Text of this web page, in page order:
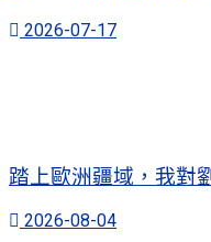
2026-07-17
踏上歐洲疆域，我對
2026-08-04